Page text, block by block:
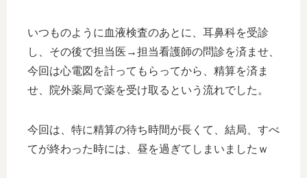
いつものように血液検査のあとに、耳鼻科を受診
し、その後で担当医→担当看護師の問診を済ませ、
今回は心電図を計ってもらってから、精算を済ま
せ、院外薬局で薬を受け取るという流れでした。
今回は、特に精算の待ち時間が長くて、結局、すべ
てが終わった時には、昼を過ぎてしまいましたｗ